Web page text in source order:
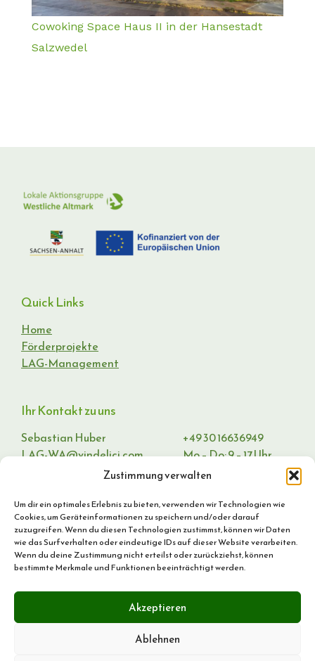
Zustimmung verwalten
Um dir ein optimales Erlebnis zu bieten, verwenden wir Technologien wie
Cookies, um Geräteinformationen zu speichern und/oder darauf
zuzugreifen. Wenn du diesen Technologien zustimmst, können wir Daten
wie das Surfverhalten oder eindeutige IDs auf dieser Website verarbeiten.
Wenn du deine Zustimmung nicht erteilst oder zurückziehst, können
bestimmte Merkmale und Funktionen beeinträchtigt werden.
Akzeptieren
Ablehnen
Cowoking Space Haus II in der Hansestadt
Salzwedel
Quick Links
Home
Förderprojekte
LAG-Management
Ihr Kontakt zu uns
Sebastian Huber
LAG-WA@vindelici.com
+49 30 16636949
Mo – Do: 9 – 17 Uhr
Fr: 9 – 15 Uhr
© 2026 LAG Westliche Altmark.